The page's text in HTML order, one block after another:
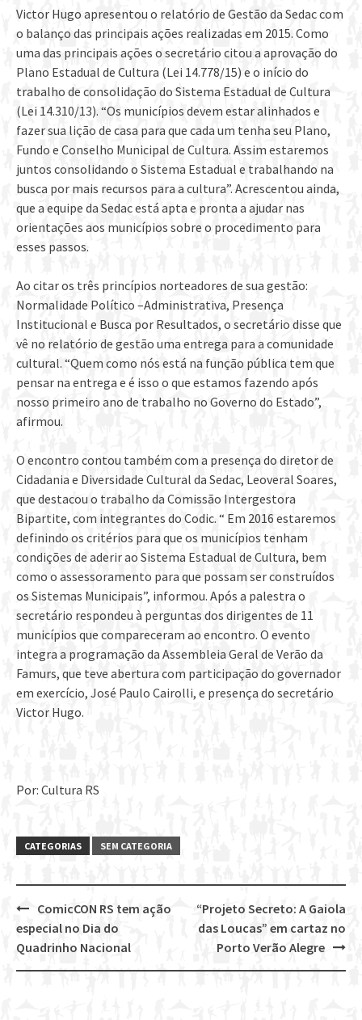
Victor Hugo apresentou o relatório de Gestão da Sedac com
o balanço das principais ações realizadas em 2015. Como
uma das principais ações o secretário citou a aprovação do
Plano Estadual de Cultura (Lei 14.778/15) e o início do
trabalho de consolidação do Sistema Estadual de Cultura
(Lei 14.310/13). “Os municípios devem estar alinhados e
fazer sua lição de casa para que cada um tenha seu Plano,
Fundo e Conselho Municipal de Cultura. Assim estaremos
juntos consolidando o Sistema Estadual e trabalhando na
busca por mais recursos para a cultura”. Acrescentou ainda,
que a equipe da Sedac está apta e pronta a ajudar nas
orientações aos municípios sobre o procedimento para
esses passos.
Ao citar os três princípios norteadores de sua gestão:
Normalidade Político –Administrativa, Presença
Institucional e Busca por Resultados, o secretário disse que
vê no relatório de gestão uma entrega para a comunidade
cultural. “Quem como nós está na função pública tem que
pensar na entrega e é isso o que estamos fazendo após
nosso primeiro ano de trabalho no Governo do Estado”,
afirmou.
O encontro contou também com a presença do diretor de
Cidadania e Diversidade Cultural da Sedac, Leoveral Soares,
que destacou o trabalho da Comissão Intergestora
Bipartite, com integrantes do Codic. “ Em 2016 estaremos
definindo os critérios para que os municípios tenham
condições de aderir ao Sistema Estadual de Cultura, bem
como o assessoramento para que possam ser construídos
os Sistemas Municipais”, informou. Após a palestra o
secretário respondeu à perguntas dos dirigentes de 11
municípios que compareceram ao encontro. O evento
integra a programação da Assembleia Geral de Verão da
Famurs, que teve abertura com participação do governador
em exercício, José Paulo Cairolli, e presença do secretário
Victor Hugo.
Por: Cultura RS
CATEGORIAS SEM CATEGORIA
Post
navigation
“Projeto Secreto: A Gaiola
das Loucas” em cartaz no
Porto Verão Alegre
ComicCON RS tem ação
especial no Dia do
Quadrinho Nacional